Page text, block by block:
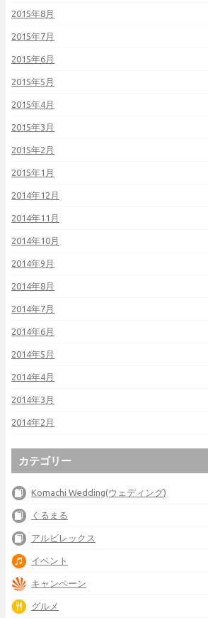
2015年8月
2015年7月
2015年6月
2015年5月
2015年4月
2015年3月
2015年2月
2015年1月
2014年12月
2014年11月
2014年10月
2014年9月
2014年8月
2014年7月
2014年6月
2014年5月
2014年4月
2014年3月
2014年2月
カテゴリー
Komachi Wedding(ウェディング)
くるまる
アルビレックス
イベント
キャンペーン
グルメ